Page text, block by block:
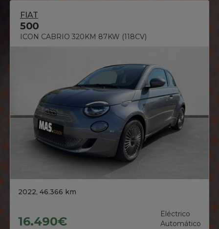
FIAT
500
ICON CABRIO 320KM 87KW (118CV)
2022, 46.366 km
16.490€
Eléctrico
Automático